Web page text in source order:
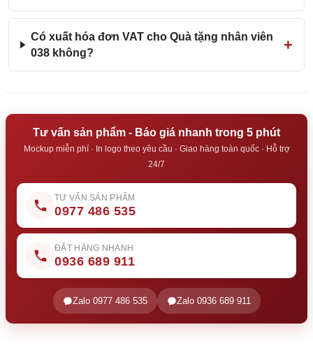
Có xuất hóa đơn VAT cho Quà tặng nhân viên
038 không?
Tư vấn sản phẩm - Báo giá nhanh trong 5 phút
Mockup miễn phí · In logo theo yêu cầu · Giao hàng toàn quốc · Hỗ trợ
24/7
TƯ VẤN SẢN PHẨM
0977 486 535
ĐẶT HÀNG NHANH
0936 689 911
Zalo 0977 486 535 Zalo 0936 689 911